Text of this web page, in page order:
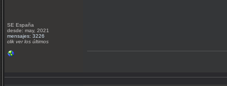
SE España
desde: may, 2021
mensajes: 3226
clik ver los últimos